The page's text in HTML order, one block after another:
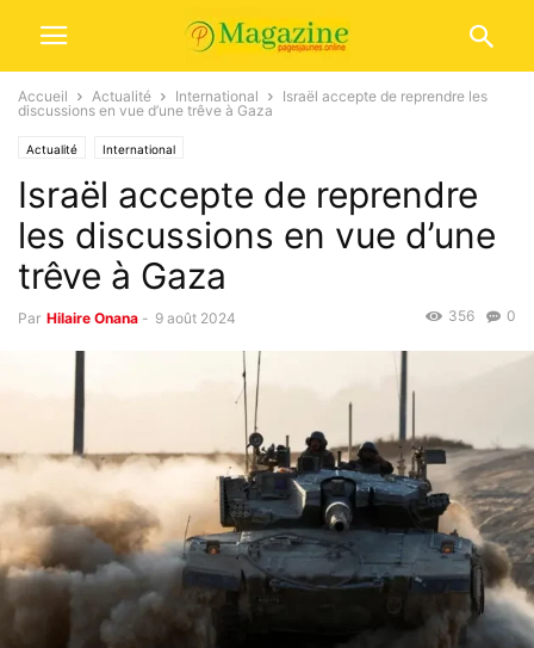
Accueil Actualité International
Israël accepte de reprendre les
discussions en vue d’une trêve à Gaza
Actualité International
Israël accepte de reprendre
les discussions en vue d’une
trêve à Gaza
Par Hilaire Onana - 9 août 2024 0
356